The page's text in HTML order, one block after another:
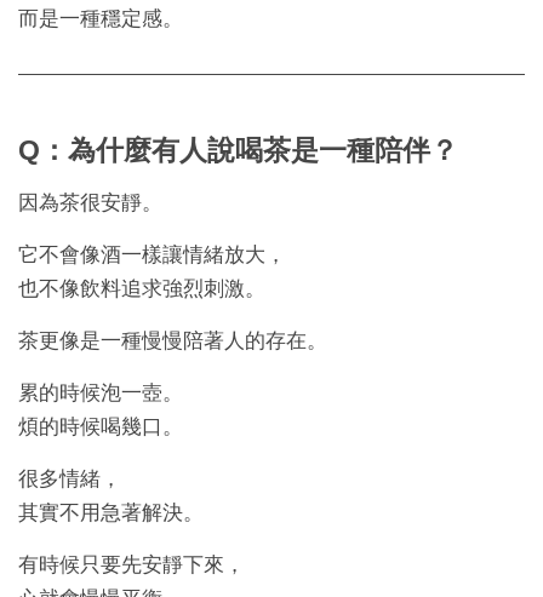
而是一種穩定感。
Q：為什麼有人說喝茶是一種陪伴？
因為茶很安靜。
它不會像酒一樣讓情緒放大，
也不像飲料追求強烈刺激。
茶更像是一種慢慢陪著人的存在。
累的時候泡一壺。
煩的時候喝幾口。
很多情緒，
其實不用急著解決。
有時候只要先安靜下來，